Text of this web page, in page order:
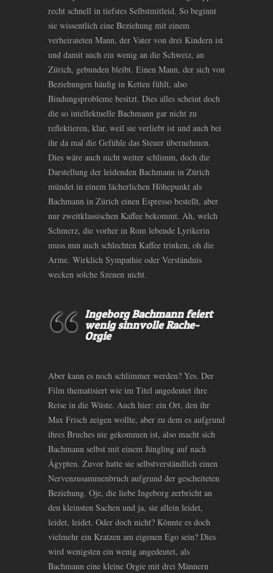
recht schnell in tiefstes Selbstmitleid. So beginnt
sie wissentlich eine Beziehung mit einem
verheirateten Mann, der Vater von drei Kindern ist
und damit auch ein wenig an die Schweiz, an
Zürich, gebunden bleibt. Einen Mann, der sich von
Beziehungen häufig in Ketten fühlt, also
Bindungsprobleme besitzt. Dies alles scheint doch
die so intellektuelle Bachmann gar nicht zu
reflektieren, klar, weil sie verliebt ist und auch bei
ihr da mal die Gefühle das Steuer übernehmen.
Dies wäre auch nicht weiter schlimm, doch die
Darstellung der leidenden Bachmann in Zürich
mündet in einem lächerlichen Höhepunkt als
Bachmann in Zürich einen Espresso bestellt, aber
nur zweitklassischen Kaffee bekommt. Ah, welch
Schmerz, die vorher in Rom lebende Lyrikerin
muss nun auch schlechten Kaffee trinken, oh die
Arme. Wirklich Sympathie oder Verständnis
wecken solche Szenen nicht.
Ingeborg Bachmann feiert
wenig sinnvolle Rache-
Orgie
Aber kann es noch schlimmer werden? Yes. Der
Film thematisiert wie im Titel angedeutet ihre
Reise in die Wüste. Auch hier: ein Ort, den ihr
Max Frisch zeigen wollte, aber zu dem es aufgrund
ihres Bruches nie gekommen ist, also macht sich
Bachmann selbst mit einem Jüngling auf nach
Ägypten. Zuvor hatte sie selbstverständlich einen
Nervenzusammenbruch aufgrund der gescheiteten
Beziehung. Oje, die liebe Ingeborg zerbricht an
den kleinsten Sachen und ja, sie allein leidet,
leidet, leidet. Oder doch nicht? Könnte es doch
vielmehr ein Kratzen am eigenen Ego sein? Dies
wird wenigsten ein wenig angedeutet, als
Bachmann eine kleine Orgie mit drei Männern